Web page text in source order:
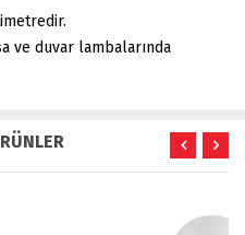
ve duvar lambalarında